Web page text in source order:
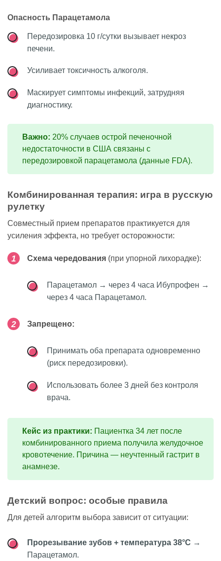
Опасность Парацетамола
Передозировка 10 г/сутки вызывает некроз
печени.
Усиливает токсичность алкоголя.
Маскирует симптомы инфекций, затрудняя
диагностику.
Важно: 20% случаев острой печеночной
недостаточности в США связаны с
передозировкой парацетамола (данные FDA).
Комбинированная терапия: игра в русскую
рулетку
Совместный прием препаратов практикуется для
усиления эффекта, но требует осторожности:
Схема чередования (при упорной лихорадке):
Парацетамол → через 4 часа Ибупрофен →
через 4 часа Парацетамол.
Запрещено:
Принимать оба препарата одновременно
(риск передозировки).
Использовать более 3 дней без контроля
врача.
Кейс из практики: Пациентка 34 лет после
комбинированного приема получила желудочное
кровотечение. Причина — неучтенный гастрит в
анамнезе.
Детский вопрос: особые правила
Для детей алгоритм выбора зависит от ситуации:
Прорезывание зубов + температура 38°C →
Парацетамол.